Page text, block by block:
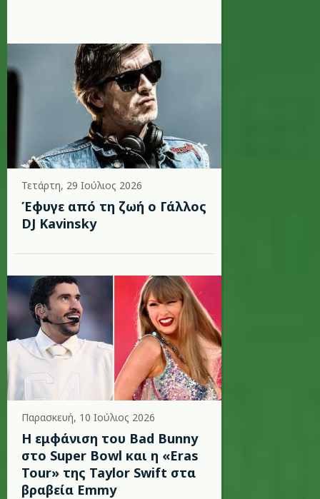
Τετάρτη, 29 Ιούλιος 2026
Έφυγε από τη ζωή ο Γάλλος
DJ Kavinsky
Παρασκευή, 10 Ιούλιος 2026
Η εμφάνιση του Bad Bunny
στο Super Bowl και η «Eras
Tour» της Taylor Swift στα
βραβεία Emmy